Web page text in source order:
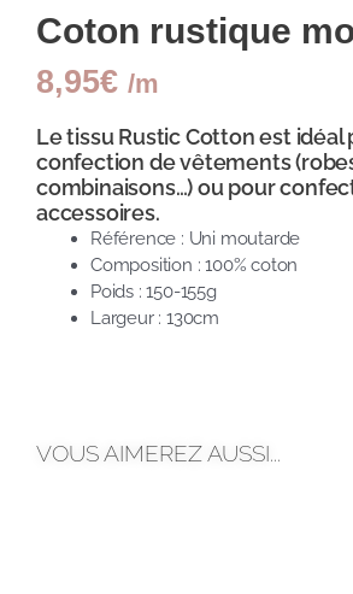
Coton rustique
8,95€ /m
Le tissu Rustic Cotton est idéal
confection de vêtements
combinaisons…) ou pour
accessoires.
Référence : Uni moutarde
Composition : 100% coton
Poids : 150-155g
Largeur : 130cm
VOUS AIMEREZ AUSSI...